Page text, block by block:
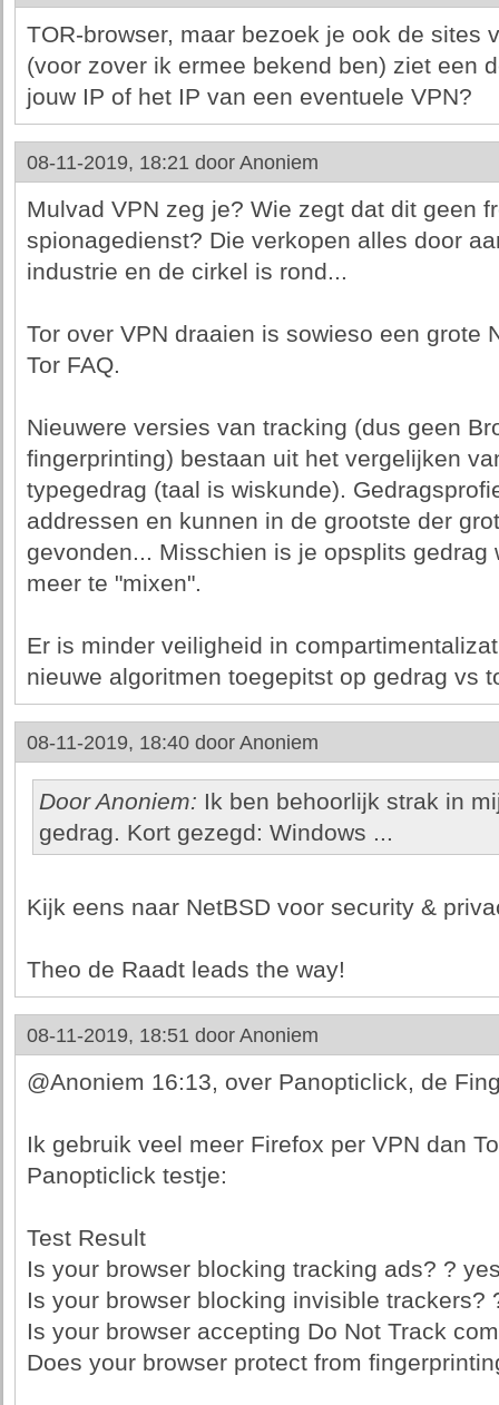
TOR-browser, maar bezoek je ook de sites
(voor zover ik ermee bekend ben) ziet een
jouw IP of het IP van een eventuele VPN?
08-11-2019, 18:21 door Anoniem
Mulvad VPN zeg je? Wie zegt dat dit geen
spionagedienst? Die verkopen alles door
industrie en de cirkel is rond...
Tor over VPN draaien is sowieso een grote
Tor FAQ.
Nieuwere versies van tracking (dus geen
fingerprinting) bestaan uit het vergelijken
typegedrag (taal is wiskunde).
addressen en kunnen in de grootste der
gevonden... Misschien is je opsplits gedrag
meer te "mixen".
Er is minder veiligheid in
nieuwe algoritmen toegepitst op gedrag vs
08-11-2019, 18:40 door Anoniem
Door Anoniem: Ik ben behoorlijk strak in
gedrag. Kort gezegd: Windows ...
Kijk eens naar NetBSD voor security &
Theo de Raadt leads the way!
08-11-2019, 18:51 door Anoniem
@Anoniem 16:13, over Panopticlick, de
Ik gebruik veel meer Firefox per VPN dan
Panopticlick testje:
Test Result
Is your browser blocking tracking ads? ?
Is your browser blocking invisible trackers?
Is your browser accepting Do Not Track
Does your browser protect from